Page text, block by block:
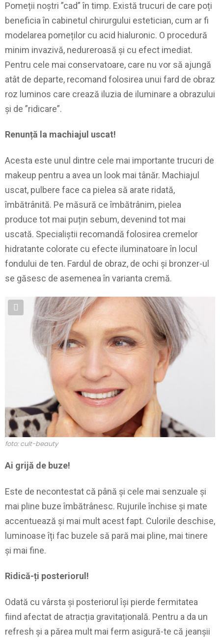
Pomeții noștri ”cad” în timp. Există trucuri de care poți
beneficia în cabinetul chirurgului estetician, cum ar fi
modelarea pomeților cu acid hialuronic. O procedură
minim invazivă, nedureroasă și cu efect imediat.
Pentru cele mai conservatoare, care nu vor să ajungă
atât de departe, recomand folosirea unui fard de obraz
roz luminos care crează iluzia de iluminare a obrazului
și de ”ridicare”.
Renunță la machiajul uscat!
Acesta este unul dintre cele mai importante trucuri de
makeup pentru a avea un look mai tânăr. Machiajul
uscat, pulbere face ca pielea să arate ridată,
îmbătrânită. Pe măsură ce îmbătrânim, pielea
produce tot mai puțin sebum, devenind tot mai
uscată. Specialiștii recomandă folosirea cremelor
hidratante colorate cu efecte iluminatoare în locul
fondului de ten. Fardul de obraz, de ochi și bronzer-ul
se găsesc de asemenea în varianta cremă.
foto: cult-beauty
Ai grijă de buze!
Este de necontestat că până și cele mai senzuale și
mai pline buze îmbătrânesc. Rujurile închise și mate
accentuează și mai mult acest fapt. Culorile deschise,
luminoase îți fac buzele să pară mai pline, mai tinere
și mai fine.
Ridică-ți posteriorul!
Odată cu vârsta și posteriorul își pierde fermitatea
fiind afectat de atracția gravitațională. Pentru a da un
refresh și a părea mult mai ferm asigură-te că jeanșii